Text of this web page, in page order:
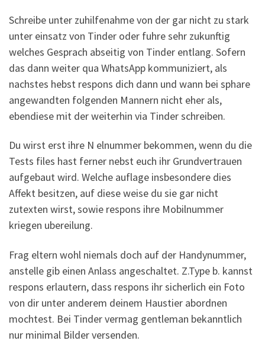
Schreibe unter zuhilfenahme von der gar nicht zu stark
unter einsatz von Tinder oder fuhre sehr zukunftig
welches Gesprach abseitig von Tinder entlang. Sofern
das dann weiter qua WhatsApp kommuniziert, als
nachstes hebst respons dich dann und wann bei sphare
angewandten folgenden Mannern nicht eher als,
ebendiese mit der weiterhin via Tinder schreiben.
Du wirst erst ihre N elnummer bekommen, wenn du die
Tests files hast ferner nebst euch ihr Grundvertrauen
aufgebaut wird. Welche auflage insbesondere dies
Affekt besitzen, auf diese weise du sie gar nicht
zutexten wirst, sowie respons ihre Mobilnummer
kriegen ubereilung.
Frag eltern wohl niemals doch auf der Handynummer,
anstelle gib einen Anlass angeschaltet. Z.Type b. kannst
respons erlautern, dass respons ihr sicherlich ein Foto
von dir unter anderem deinem Haustier abordnen
mochtest. Bei Tinder vermag gentleman bekanntlich
nur minimal Bilder versenden.